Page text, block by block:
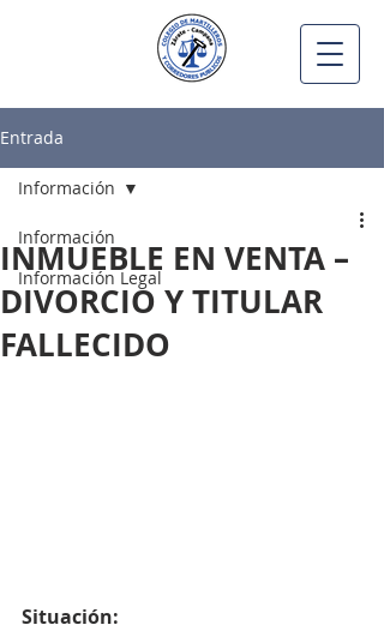
Entrada
Información
Información Legal
Información
INMUEBLE EN VENTA –
DIVORCIO Y TITULAR
FALLECIDO
Situación: